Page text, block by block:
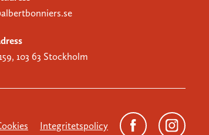
103 63 Stockholm
Integritetspolicy